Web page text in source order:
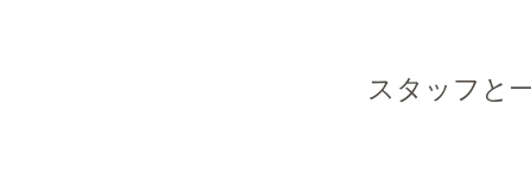
スタッフと